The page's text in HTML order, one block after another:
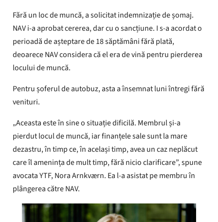
rambursat indemnizațiile de șomaj.
Rezumatul este creat folosind
inteligența artificială (IA)
Fără un loc de muncă, a solicitat indemnizație de șomaj.
NAV i-a aprobat cererea, dar cu o sancțiune. I s-a acordat o
perioadă de așteptare de 18 săptămâni fără plată,
deoarece NAV considera că el era de vină pentru pierderea
locului de muncă.
Pentru șoferul de autobuz, asta a însemnat luni întregi fără
venituri.
„Aceasta este în sine o situație dificilă. Membrul și-a
pierdut locul de muncă, iar finanțele sale sunt la mare
dezastru, în timp ce, în același timp, avea un caz neplăcut
care îl amenința de mult timp, fără nicio clarificare”, spune
avocata YTF, Nora Arnkværn. Ea l-a asistat pe membru în
plângerea către NAV.